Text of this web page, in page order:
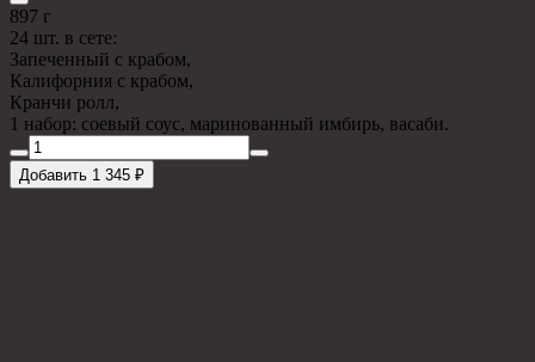
897 г
24 шт. в сете:
Запеченный с крабом,
Калифорния с крабом,
Кранчи ролл,
1 набор: соевый соус, маринованный имбирь, васаби.
Добавить 1 345 ₽